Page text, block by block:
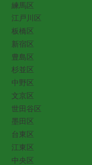
練馬区
江戸川区
板橋区
新宿区
豊島区
杉並区
中野区
文京区
世田谷区
墨田区
台東区
江東区
中央区